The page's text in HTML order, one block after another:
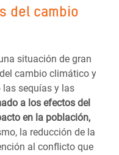
del cambio
situación de gran
cambio climático y
sequías y las
a los efectos del
en la población,
la reducción de la
al conflicto que